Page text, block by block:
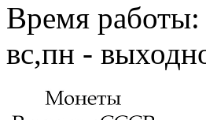
Время работы:
вс,пн -